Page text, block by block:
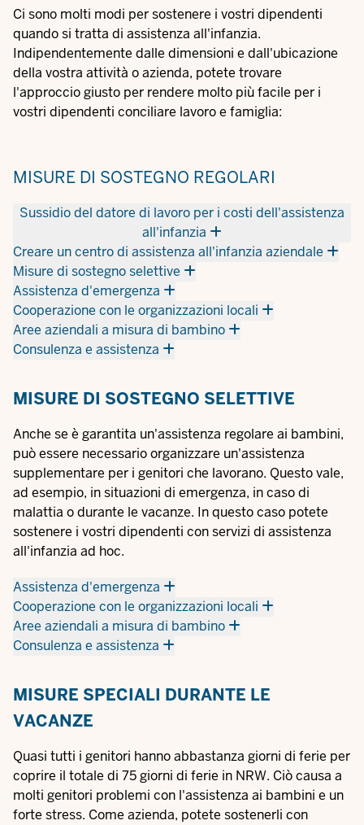
Ci sono molti modi per sostenere i vostri dipendenti
quando si tratta di assistenza all'infanzia.
Indipendentemente dalle dimensioni e dall'ubicazione
della vostra attività o azienda, potete trovare
l'approccio giusto per rendere molto più facile per i
vostri dipendenti conciliare lavoro e famiglia:
MISURE DI SOSTEGNO REGOLARI
Sussidio del datore di lavoro per i costi dell'assistenza
all'infanzia
Creare un centro di assistenza all'infanzia aziendale
Misure di sostegno selettive
Assistenza d'emergenza
Cooperazione con le organizzazioni locali
Aree aziendali a misura di bambino
Consulenza e assistenza
MISURE DI SOSTEGNO SELETTIVE
Anche se è garantita un'assistenza regolare ai bambini,
può essere necessario organizzare un'assistenza
supplementare per i genitori che lavorano. Questo vale,
ad esempio, in situazioni di emergenza, in caso di
malattia o durante le vacanze. In questo caso potete
sostenere i vostri dipendenti con servizi di assistenza
all'infanzia ad hoc.
Assistenza d'emergenza
Cooperazione con le organizzazioni locali
Aree aziendali a misura di bambino
Consulenza e assistenza
MISURE SPECIALI DURANTE LE
VACANZE
Quasi tutti i genitori hanno abbastanza giorni di ferie per
coprire il totale di 75 giorni di ferie in NRW. Ciò causa a
molti genitori problemi con l'assistenza ai bambini e un
forte stress. Come azienda, potete sostenerli con